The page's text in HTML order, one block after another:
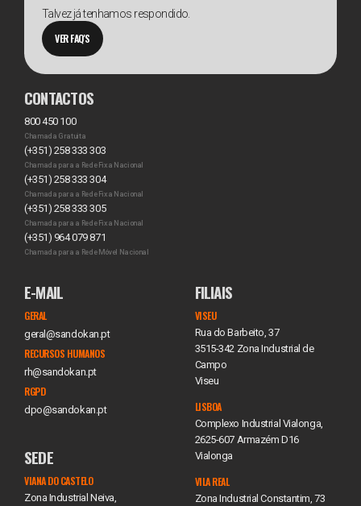
Talvez já tenhamos respondido.
VER FAQ'S
CONTACTOS
800 450 100
Chamada Gratuita
(+351) 258 333 303
Chamada para a Rede Fixa Nacional
(+351) 258 333 304
Chamada para a Rede Fixa Nacional
(+351) 258 333 305
Chamada para a Rede Fixa Nacional
(+351) 964 079 871
Chamada para a Rede Móvel Nacional
E-MAIL
GERAL
geral@sandokan.pt
RECURSOS HUMANOS
rh@sandokan.pt
RGPD
dpo@sandokan.pt
SEDE
VIANA DO CASTELO
Zona Industrial Neiva,
FILIAIS
VISEU
Rua do Barbeito, 37
3515-342 Zona Industrial de
Campo
Viseu
LISBOA
Complexo Industrial Vialonga,
2625-607 Armazém D16
Vialonga
VILA REAL
Zona Industrial Constantim, 73